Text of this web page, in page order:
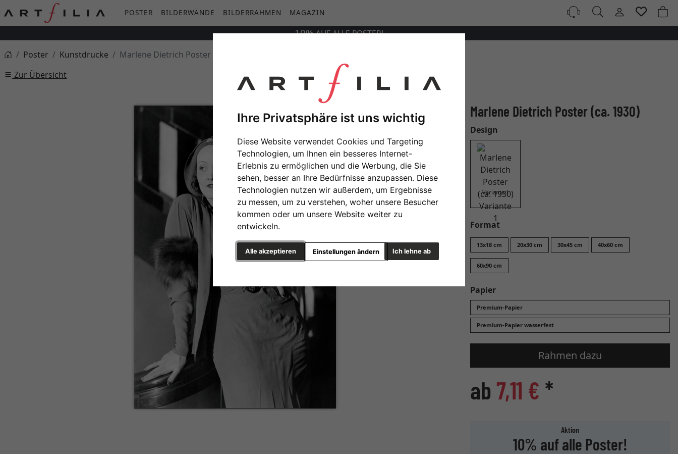
Ihre Privatsphäre ist uns wichtig
Diese Website verwendet Cookies und Targeting
Technologien, um Ihnen ein besseres Internet-
Erlebnis zu ermöglichen und die Werbung, die Sie
sehen, besser an Ihre Bedürfnisse anzupassen. Diese
Technologien nutzen wir außerdem, um Ergebnisse
zu messen, um zu verstehen, woher unsere Besucher
kommen oder um unsere Website weiter zu
entwickeln.
Alle akzeptieren Ich lehne ab
Einstellungen ändern
POSTER BILDERWÄNDE BILDERRAHMEN MAGAZIN
10%AUFALLEPOSTER!
Poster
Kunstdrucke
Marlene Dietrich Poster (ca. 1930)
Zur Übersicht
Marlene Dietrich Poster (ca. 1930)
Design
Variante 1
Format
13x18 cm 20x30 cm 30x45 cm 40x60 cm
60x90 cm
Papier
Premium-Papier
Premium-Papier wasserfest
Rahmen dazu
ab 7,11 € *
Aktion
10% auf alle Poster!